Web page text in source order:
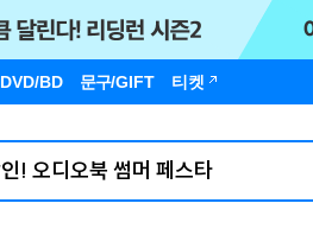
DVD/BD 문구/GIFT 티켓